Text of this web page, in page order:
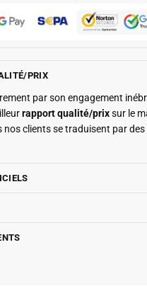
PRIX
par son engagement
rapport qualité/prixsur le
nos clients se traduisent par des